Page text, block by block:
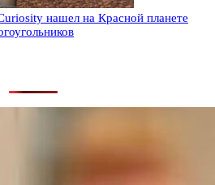
нашел на Красной планете